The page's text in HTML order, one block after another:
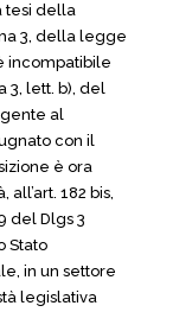
tesi della
3, della legge
incompatibile
3, lett. b), del
al
con il
è ora
182 bis,
del Dlgs 3
Stato
in un settore
legislativa